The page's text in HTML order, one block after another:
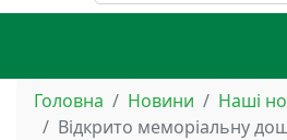
Головна Новини
Наші
Відкрито меморіальну